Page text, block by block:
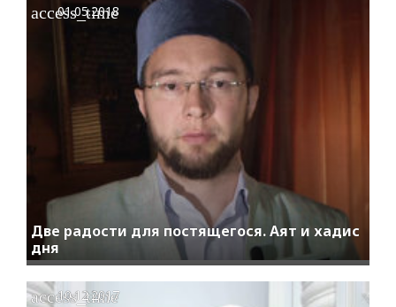
Две радости для постящегося. Аят и хадис
дня
access_time
01.05.2018
access_time
10.12.2017